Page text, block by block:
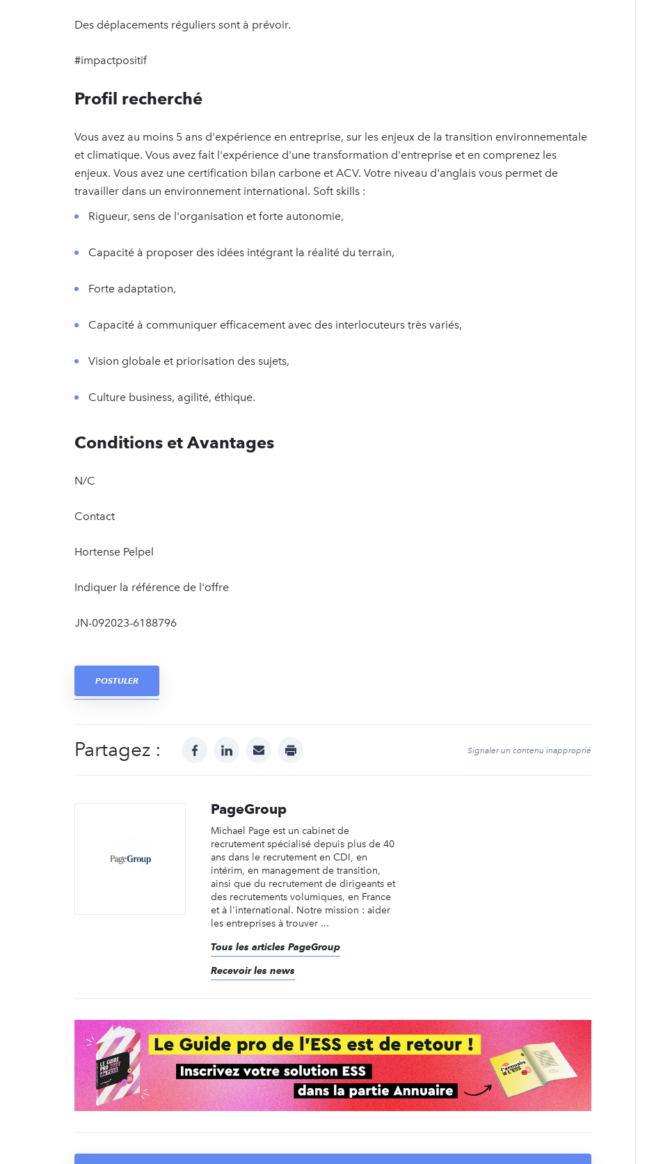
Des déplacements réguliers sont à prévoir.
#impactpositif
Profil recherché
Vous avez au moins 5 ans d'expérience en entreprise, sur les enjeux de la transition environnementale
et climatique. Vous avez fait l'expérience d'une transformation d'entreprise et en comprenez les
enjeux. Vous avez une certification bilan carbone et ACV. Votre niveau d'anglais vous permet de
travailler dans un environnement international. Soft skills :
Rigueur, sens de l'organisation et forte autonomie,
Capacité à proposer des idées intégrant la réalité du terrain,
Forte adaptation,
Capacité à communiquer efficacement avec des interlocuteurs très variés,
Vision globale et priorisation des sujets,
Culture business, agilité, éthique.
Conditions et Avantages
N/C
Contact
Hortense Pelpel
Indiquer la référence de l'offre
JN-092023-6188796
POSTULER
Partagez : facebooklinkedinmail print Signaler un contenu inapproprié
PageGroup
Michael Page est un cabinet de
recrutement spécialisé depuis plus de 40
ans dans le recrutement en CDI, en
intérim, en management de transition,
ainsi que du recrutement de dirigeants et
des recrutements volumiques, en France
et à l'international. Notre mission : aider
les entreprises à trouver ...
Tous les articles PageGroup
Recevoir les news